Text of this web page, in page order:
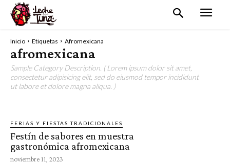
Inicio Etiquetas Afromexicana
afromexicana
Sample Category Description. ( Lorem ipsum dolor sit amet,
consectetur adipisicing elit, sed do eiusmod tempor incididunt
ut labore et dolore magna aliqua. )
FERIAS Y FIESTAS TRADICIONALES
Festín de sabores en muestra
gastronómica afromexicana
noviembre 11, 2023